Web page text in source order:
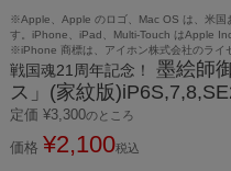
※Apple、Apple のロゴ、Mac OS は、米国
す。iPhone、iPad、Multi-Touch はApple
※iPhone 商標は、アイホン株式会社のライ
戦国魂21周年記念！
墨絵師
ス」(家紋版
定価 ¥3,300のところ
価格 ¥2,100税込